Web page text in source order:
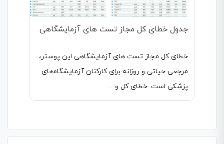
جدول خطای کل مجاز تست های آزمایشگاهی
خطای کل مجاز تست های آزمایشگاهی این پوستر،
مرجعی حیاتی و روزانه برای کارکنان آزمایشگاه‌های
پزشکی است. خطای کل و…